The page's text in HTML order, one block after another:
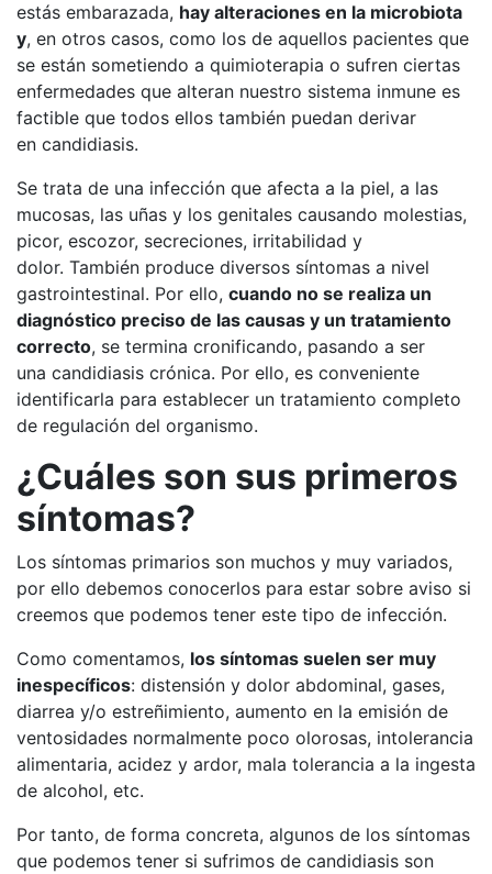
estás embarazada, hay alteraciones en la microbiota
y, en otros casos, como los de aquellos pacientes que
se están sometiendo a quimioterapia o sufren ciertas
enfermedades que alteran nuestro sistema inmune es
factible que todos ellos también puedan derivar
en candidiasis.
Se trata de una infección que afecta a la piel, a las
mucosas, las uñas y los genitales causando molestias,
picor, escozor, secreciones, irritabilidad y
dolor. También produce diversos síntomas a nivel
gastrointestinal. Por ello, cuando no se realiza un
diagnóstico preciso de las causas y un tratamiento
correcto, se termina cronificando, pasando a ser
una candidiasis crónica. Por ello, es conveniente
identificarla para establecer un tratamiento completo
de regulación del organismo.
¿Cuáles son sus primeros
síntomas?
Los síntomas primarios son muchos y muy variados,
por ello debemos conocerlos para estar sobre aviso si
creemos que podemos tener este tipo de infección.
Como comentamos, los síntomas suelen ser muy
inespecíficos: distensión y dolor abdominal, gases,
diarrea y/o estreñimiento, aumento en la emisión de
ventosidades normalmente poco olorosas, intolerancia
alimentaria, acidez y ardor, mala tolerancia a la ingesta
de alcohol, etc.
Por tanto, de forma concreta, algunos de los síntomas
que podemos tener si sufrimos de candidiasis son